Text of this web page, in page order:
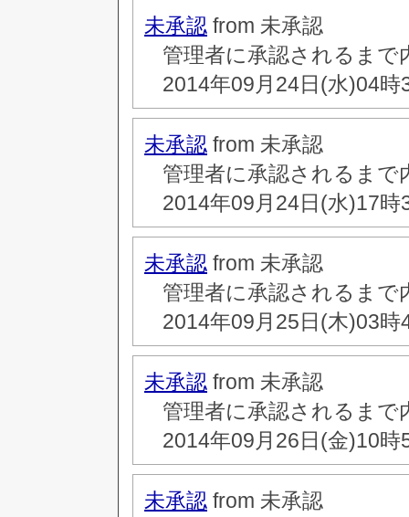
未承認 from 未承認
管理者に承認されるま
2014年09月24日(水)04時
未承認 from 未承認
管理者に承認されるま
2014年09月24日(水)17時
未承認 from 未承認
管理者に承認されるま
2014年09月25日(木)03時
未承認 from 未承認
管理者に承認されるま
2014年09月26日(金)10時
未承認 from 未承認